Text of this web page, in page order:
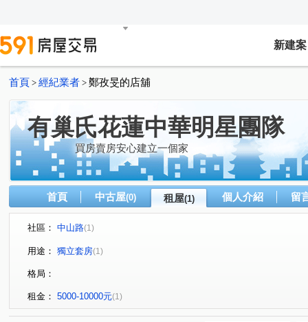
新建案
首頁 > 經紀業者 > 鄭孜旻的店舖
有巢氏花蓮中華明星團隊
買房賣房安心建立一個家
首頁 中古屋(0) 租屋(1) 個人介紹 留
社區： 中山路(1)
用途： 獨立套房(1)
格局：
租金： 5000-10000元(1)